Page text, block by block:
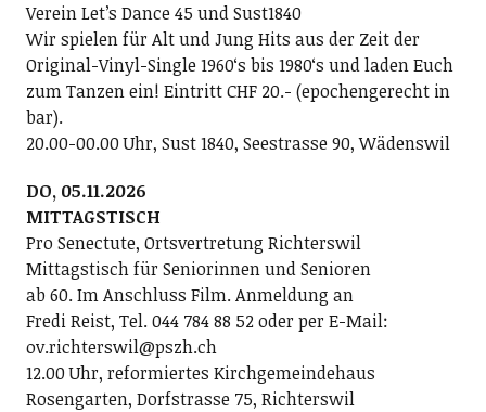
Verein Letʼs Dance 45 und Sust1840
Wir spielen für Alt und Jung Hits aus der Zeit der
Original-Vinyl-Single 1960ʻs bis 1980ʻs und laden Euch
zum Tanzen ein! Eintritt CHF 20.- (epochengerecht in
bar).
20.00-00.00 Uhr, Sust 1840, Seestrasse 90, Wädenswil
DO, 05.11.2026
MITTAGSTISCH
Pro Senectute, Ortsvertretung Richterswil
Mittagstisch für Seniorinnen und Senioren
ab 60. Im Anschluss Film. Anmeldung an
Fredi Reist, Tel. 044 784 88 52 oder per E-Mail:
ov.richterswil@pszh.ch
12.00 Uhr, reformiertes Kirchgemeindehaus
Rosengarten, Dorfstrasse 75, Richterswil